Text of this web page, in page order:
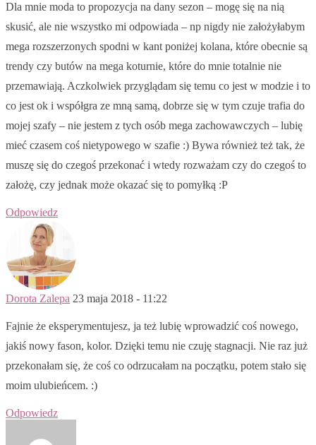
Dla mnie moda to propozycja na dany sezon – mogę się na nią
skusić, ale nie wszystko mi odpowiada – np nigdy nie założyłabym
mega rozszerzonych spodni w kant poniżej kolana, które obecnie są
trendy czy butów na mega koturnie, które do mnie totalnie nie
przemawiają. Aczkolwiek przyglądam się temu co jest w modzie i to
co jest ok i współgra ze mną samą, dobrze się w tym czuje trafia do
mojej szafy – nie jestem z tych osób mega zachowawczych – lubię
mieć czasem coś nietypowego w szafie :) Bywa również też tak, że
muszę się do czegoś przekonać i wtedy rozważam czy do czegoś to
założę, czy jednak może okazać się to pomyłką :P
Odpowiedz
Dorota Zalepa 23 maja 2018 - 11:22
Fajnie że eksperymentujesz, ja też lubię wprowadzić coś nowego,
jakiś nowy fason, kolor. Dzięki temu nie czuję stagnacji. Nie raz już
przekonałam się, że coś co odrzucałam na początku, potem stało się
moim ulubieńcem. :)
Odpowiedz